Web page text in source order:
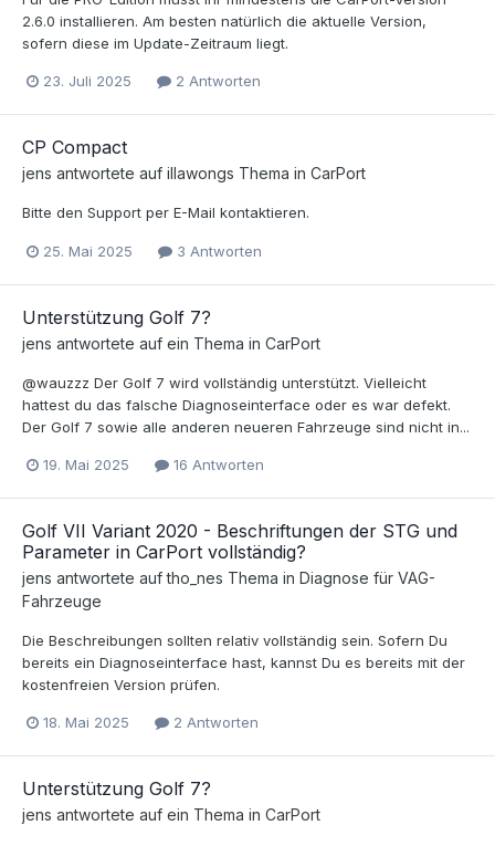
2.6.0 installieren. Am besten natürlich die aktuelle Version,
sofern diese im Update-Zeitraum liegt.
23. Juli 2025 2 Antworten
CP Compact
jens antwortete auf illawongs Thema in CarPort
Bitte den Support per E-Mail kontaktieren.
25. Mai 2025 3 Antworten
Unterstützung Golf 7?
jens antwortete auf ein Thema in CarPort
@wauzzz Der Golf 7 wird vollständig unterstützt. Vielleicht
hattest du das falsche Diagnoseinterface oder es war defekt.
Der Golf 7 sowie alle anderen neueren Fahrzeuge sind nicht in...
19. Mai 2025 16 Antworten
Golf VII Variant 2020 - Beschriftungen der STG und
Parameter in CarPort vollständig?
jens antwortete auftho_nes Thema in Diagnose für VAG-
Fahrzeuge
Die Beschreibungen sollten relativ vollständig sein. Sofern Du
bereits ein Diagnoseinterface hast, kannst Du es bereits mit der
kostenfreien Version prüfen.
18. Mai 2025 2 Antworten
Unterstützung Golf 7?
jens antwortete auf ein Thema in CarPort